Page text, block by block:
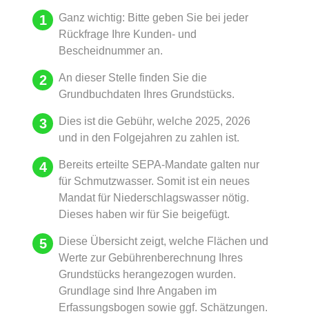
Ganz wichtig: Bitte geben Sie bei jeder
Rückfrage Ihre Kunden- und
Bescheidnummer an.
An dieser Stelle finden Sie die
Grundbuchdaten Ihres Grundstücks.
Dies ist die Gebühr, welche 2025, 2026
und in den Folgejahren zu zahlen ist.
Bereits erteilte SEPA-Mandate galten nur
für Schmutzwasser. Somit ist ein neues
Mandat für Niederschlagswasser nötig.
Dieses haben wir für Sie beigefügt.
Diese Übersicht zeigt, welche Flächen und
Werte zur Gebührenberechnung Ihres
Grundstücks herangezogen wurden.
Grundlage sind Ihre Angaben im
Erfassungsbogen sowie ggf. Schätzungen.